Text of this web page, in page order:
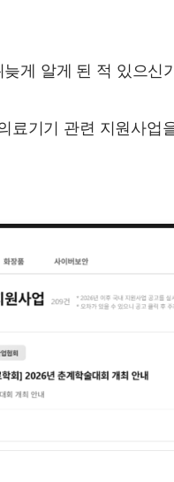
게 알게 된 적 있으
료기기 관련 지원사업